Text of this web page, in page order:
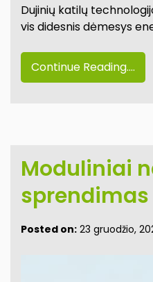
Dujinių katilų
vis didesnis dėmesys
Continue Reading....
Moduliniai
sprendimas
Posted on: 23 gruodžio,